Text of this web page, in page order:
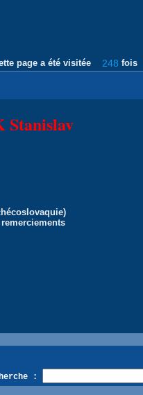
page a été visitée 248 fois
Stanislav
: